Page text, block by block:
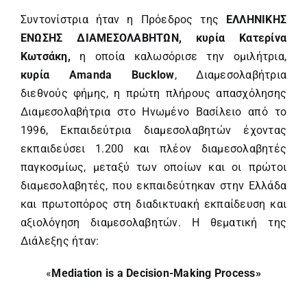
Συντονίστρια ήταν η Πρόεδρος της ΕΛΛΗΝΙΚΗΣ
ΕΝΩΣΗΣ ΔΙΑΜΕΣΟΛΑΒΗΤΩΝ, κυρία Κατερίνα
Κωτσάκη, η οποία καλωσόρισε την ομιλήτρια,
κυρία Amanda Bucklow, Διαμεσολαβήτρια
διεθνούς φήμης, η πρώτη πλήρους απασχόλησης
Διαμεσολαβήτρια στο Ηνωμένο Βασίλειο από το
1996, Εκπαιδεύτρια διαμεσολαβητών έχοντας
εκπαιδεύσει 1.200 και πλέον διαμεσολαβητές
παγκοσμίως, μεταξύ των οποίων και οι πρώτοι
διαμεσολαβητές, που εκπαιδεύτηκαν στην Ελλάδα
και πρωτοπόρος στη διαδικτυακή εκπαίδευση και
αξιολόγηση διαμεσολαβητών. Η θεματική της
Διάλεξης ήταν:
«Mediation is a Decision-Making Process»